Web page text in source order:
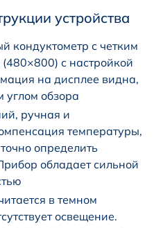
устройства
кондуктометр с четким
с настройкой
на дисплее видна,
обзора
ручная и
температуры,
определить
обладает сильной
в темном
освещение.